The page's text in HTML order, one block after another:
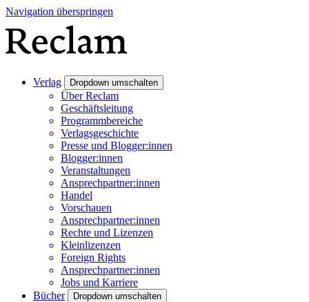
Navigation überspringen
Verlag Dropdown umschalten
Über Reclam
Geschäftsleitung
Programmbereiche
Verlagsgeschichte
Presse und Blogger:innen
Blogger:innen
Veranstaltungen
Ansprechpartner:innen
Handel
Vorschauen
Ansprechpartner:innen
Rechte und Lizenzen
Kleinlizenzen
Foreign Rights
Ansprechpartner:innen
Jobs und Karriere
Bücher
Dropdown umschalten